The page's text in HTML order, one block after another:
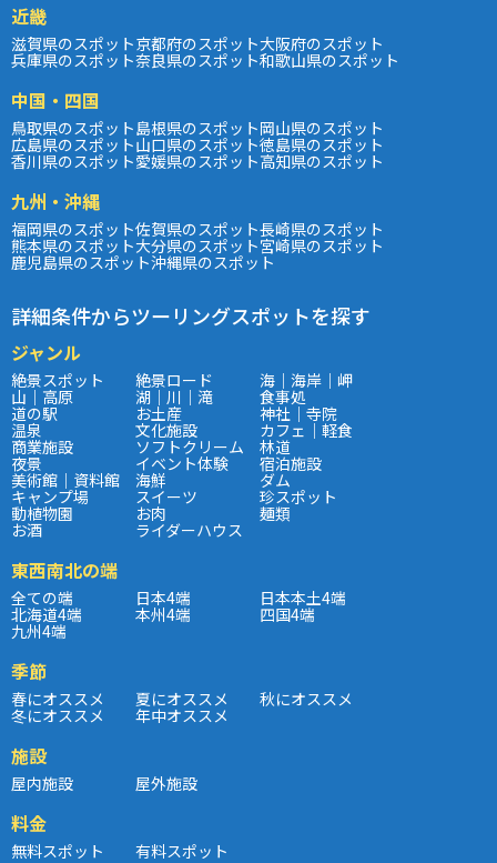
近畿
滋賀県のスポット京都府のスポット大阪府のスポット
兵庫県のスポット奈良県のスポット和歌山県のスポット
中国・四国
鳥取県のスポット島根県のスポット岡山県のスポット
広島県のスポット山口県のスポット徳島県のスポット
香川県のスポット愛媛県のスポット高知県のスポット
九州・沖縄
福岡県のスポット佐賀県のスポット長崎県のスポット
熊本県のスポット大分県のスポット宮崎県のスポット
鹿児島県のスポット沖縄県のスポット
詳細条件からツーリングスポットを探す
ジャンル
絶景スポット 絶景ロード 海｜海岸｜岬
山｜高原 湖｜川｜滝 食事処
道の駅 お土産 神社｜寺院
温泉 文化施設 カフェ｜軽食
商業施設 ソフトクリーム 林道
夜景 イベント体験 宿泊施設
美術館｜資料館 海鮮 ダム
キャンプ場 スイーツ 珍スポット
動植物園 お肉 麺類
お酒 ライダーハウス
東西南北の端
全ての端 日本4端 日本本土4端
北海道4端 本州4端 四国4端
九州4端
季節
春にオススメ 夏にオススメ 秋にオススメ
冬にオススメ 年中オススメ
施設
屋内施設 屋外施設
料金
無料スポット 有料スポット